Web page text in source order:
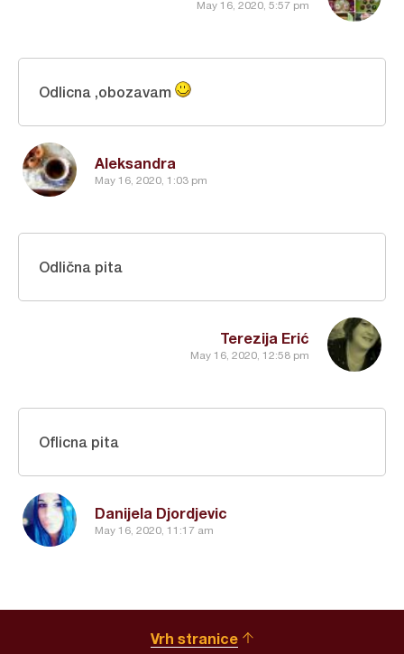
May 16, 2020, 5:57 pm
Aleksandra
May 16, 2020, 1:03 pm
Odlicna ,obozavam
Terezija Erić
May 16, 2020, 12:58 pm
Odlična pita
Danijela Djordjevic
May 16, 2020, 11:17 am
Oflicna pita
Vrh stranice